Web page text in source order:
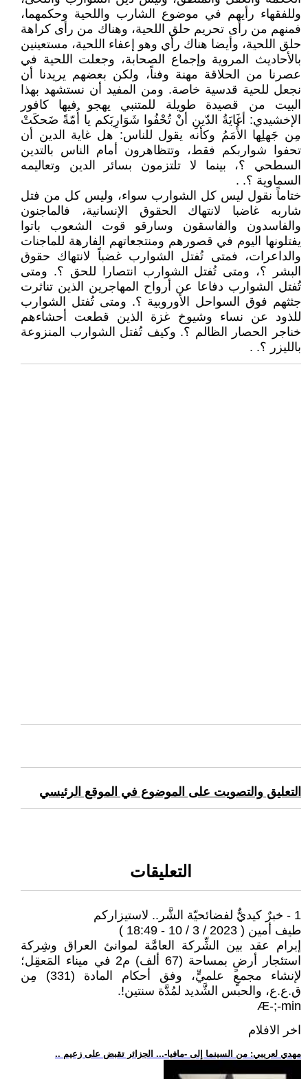
وللفقهاء رأيهم في موضوع الشارب واللحية وحكمهما،
فمنهم من رأى تحريم حلق اللحية، وهناك من رأى كراهة
حلق اللحية، وأيضا هناك رأي وهو إعفاء اللحية، مستعينين
بالأحاديث المروية وإجماع الصحابة، وجعلت اللحية في
عصرنا من الحلاقة مهنة وفناً، ولكن بعضهم يريدنا أن
نجعل للحية قدسية خاصة. ومن المفيد أن نستشهد بهذا
البيت من قصيدة طويلة للمتنبي يهجو فيها كافور
الإخشيدي: أغَايَةُ الدّينِ أنْ تُحْفُوا شَوَارِبَكم يا أُمّةً ضَحكَتْ
مِن جَهلِها الأُمَمُ وكأنه يقول للناس: هل غاية الدين أن
تحفوا شواربكم فقط، وتتظاهرون أمام الناس بالتدين
السطحي ؟، بينما لا تلتزمون بسائر الدين وتعاليمه
السماوية ؟. .
ختاماً نقول ليس كل الشوارب سواء، وليس كل من فتل
شاربه غاضبا لانتهاك الحقوق الإنسانية، فالماجنون
والفاسدون والفاسقون وسارقو قوت الشعوب باتوا
يفتلونها اليوم في قصورهم ومنتجعاتهم الفارهة للماجنات
والداعرات، فمتى تُفتل الشوارب غضباً لانتهاك حقوق
البشر ؟، ومتى تُفتل الشوارب انتصارا للحق ؟. ومتى
تُفتل الشوارب دفاعا عن أرواح المهاجرين الذين تناثرت
جثثهم فوق السواحل الأوروبية ؟. ومتى تُفتل الشوارب
للذود عن نساء وشيوخ غزة الذين قطعت أحشاءهم
خناجر الحصار الظالم ؟. وكيف تُفتل الشوارب المنزوعة
بالليزر ؟. .
التعليق والتصويت على الموضوع في الموقع الرئيسي
التعليقات
1 - خبرٌ كيديٌّ لفضائحيّة الشَّر.. لاستيزاركم
طيف أمين ( 2023 / 3 / 10 - 18:49 )
إبرام عقد بين الشِّركة العامَّة لموانئ العراق وشِركة
استئجار أرضٍ بمساحة (67 ألف) م2 في ميناء المَعقِل؛
لإنشاء مجمعٍ علميٍّ، وفق أحكام المادة (331) مِن
ق.ع.ع، والحبس الشَّديد لمُدَّة سنتين!.
Æ-;-min
اخر الافلام
.. مهدي لعريبي: من السينما إلى -مافيا-... الجزائر تقبض على زعيم